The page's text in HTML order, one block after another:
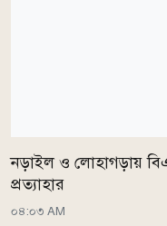
নড়াইল ও লোহাগড়ায়
প্রত্যাহার
০৪:০৩ AM